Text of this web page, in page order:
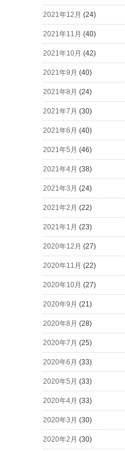
2021年12月 (24)
2021年11月 (40)
2021年10月 (42)
2021年9月 (40)
2021年8月 (24)
2021年7月 (30)
2021年6月 (40)
2021年5月 (46)
2021年4月 (38)
2021年3月 (24)
2021年2月 (22)
2021年1月 (23)
2020年12月 (27)
2020年11月 (22)
2020年10月 (27)
2020年9月 (21)
2020年8月 (28)
2020年7月 (25)
2020年6月 (33)
2020年5月 (33)
2020年4月 (33)
2020年3月 (30)
2020年2月 (30)